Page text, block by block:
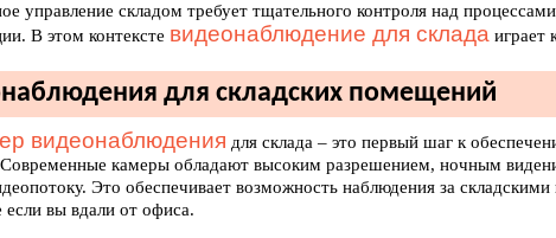
управление складом требует тщательного контроля над
В этом контексте видеонаблюдение для склада играет
для складских помещений
видеонаблюдения для склада – это первый шаг к
Современные камеры обладают высоким разрешением, ночным
Это обеспечивает возможность наблюдения за
вы вдали от офиса.